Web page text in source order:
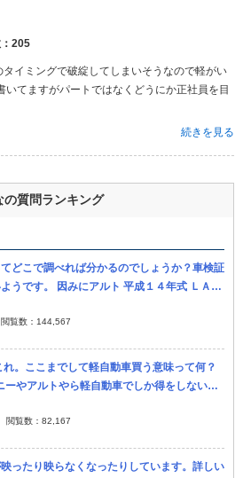
日で 月収189000円＋...
205
タイミングで破綻してしまいそうなので軽がい
いてますがパートではなくどうにか正社員を目
続きを見る
の質問ランキング
どこで調べれば分かるのでしょうか？車検証
うです。 因みにアルト 平成１４年式 ＬＡー
です。
閲覧数： 144,567
。ここまでして軽自動車買う意味って何？
ーやアルトやら軽自動車でしか得をしない車
なら普通車でよくね？
閲覧数： 82,167
ったり映らなくなったりしています。詳しい